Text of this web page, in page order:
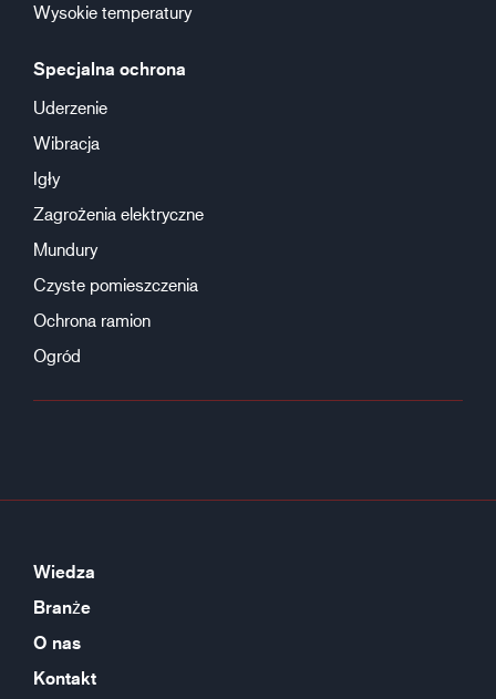
Wysokie temperatury
Specjalna ochrona
Uderzenie
Wibracja
Igły
Zagrożenia elektryczne
Mundury
Czyste pomieszczenia
Ochrona ramion
Ogród
Wiedza
Branże
O nas
Kontakt